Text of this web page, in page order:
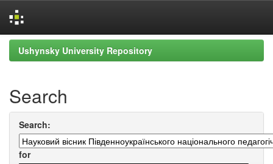
Skip
navigation
Ushynsky University Repository
Search
Search:
for